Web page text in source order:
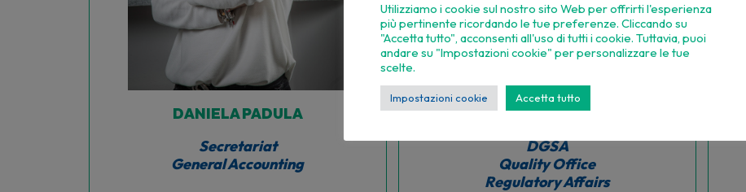
DANIELA PADULA
Secretariat
General Accounting
ALESSANDRO PIN
DGSA
Quality Office
Regulatory Affairs
Utilizziamo i cookie sul nostro sito Web per offrirti l'esperienza
più pertinente ricordando le tue preferenze. Cliccando su
"Accetta tutto", acconsenti all'uso di tutti i cookie. Tuttavia, puoi
andare su "Impostazioni cookie" per personalizzare le tue
scelte.
Impostazioni cookie Accetta tutto